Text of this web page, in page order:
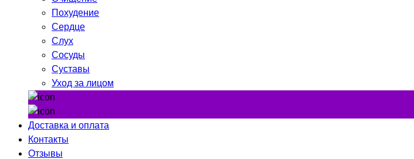
Похудение
Сердце
Слух
Сосуды
Суставы
Уход за лицом
Доставка и оплата
Контакты
Отзывы